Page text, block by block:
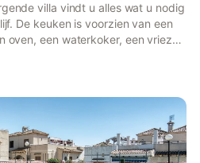
villa vindt u alles wat u nodig
De keuken is voorzien van een
oven, een waterkoker, een vriezer
en internettoegang. Deze
vindt u een
slaapkamer staat een